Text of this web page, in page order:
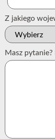
Z jakiego
Masz pytanie?